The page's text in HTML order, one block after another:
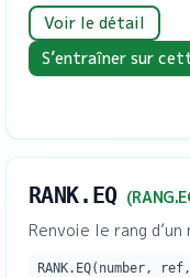
Voir le détail
S’entraîner sur
RANK.EQ (
Renvoie le rang
RANK.EQ(number,